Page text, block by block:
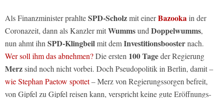
Als Finanzminister prahlteSPD-Scholzmit einerBazookain der
Coronazeit, dann als Kanzler mitWummsund Doppelwumms,
nun ahmt ihn SPD-Klingbeilmit demInvestitionsboosternach.
Wer soll ihm das abnehmen?Die ersten 100 Tageder Regierung
Merzsind noch nicht vorbei. Doch Pseudopolitik in Berlin, damit –
wie Stephan Paetow spottet– Merz von Regierungssorgen befreit,
von Gipfel zu Gipfel reisen kann, verspricht keine gute Eröffnungs-